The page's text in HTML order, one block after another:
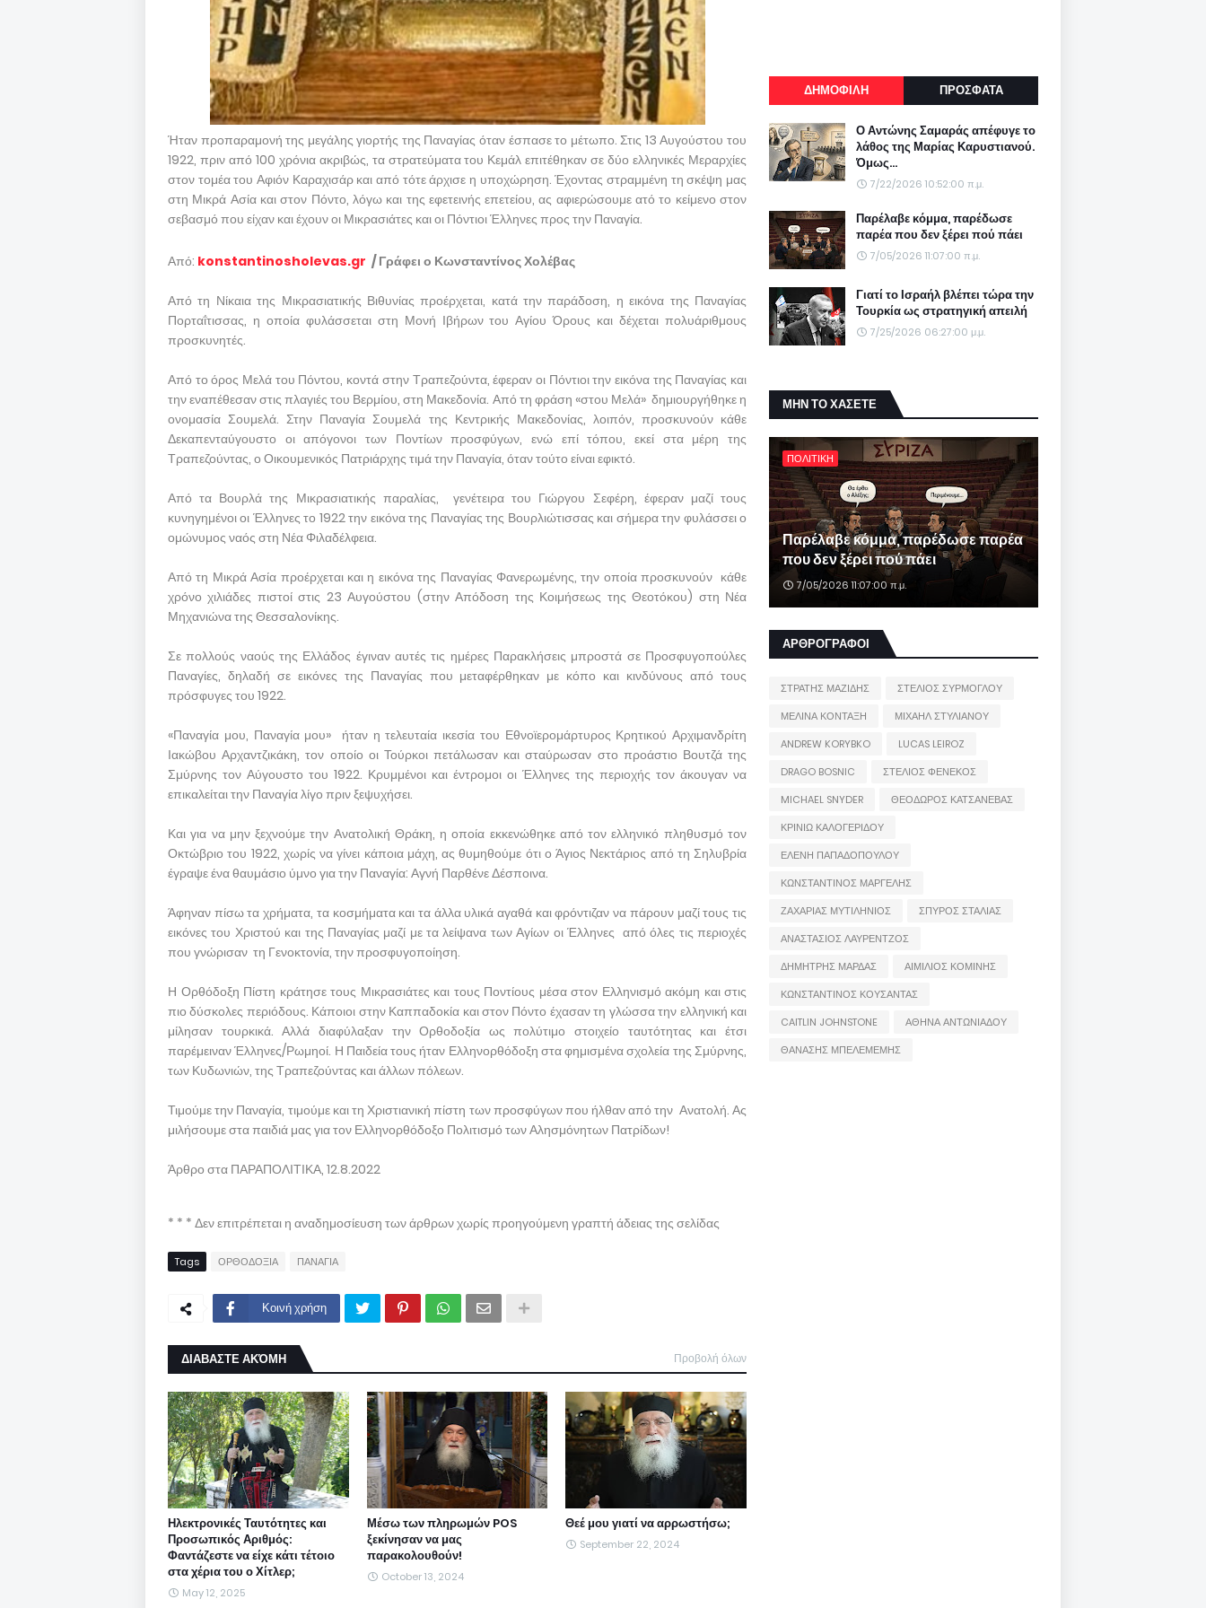
Ήταν προπαραμονή της μεγάλης γιορτής της Παναγίας όταν έσπασε το μέτωπο. Στις 13 Αυγούστου του
1922, πριν από 100 χρόνια ακριβώς, τα στρατεύματα του Κεμάλ επιτέθηκαν σε δύο ελληνικές Μεραρχίες
στον τομέα του Αφιόν Καραχισάρ και από τότε άρχισε η υποχώρηση. Έχοντας στραμμένη τη σκέψη μας
στη Μικρά Ασία και στον Πόντο, λόγω και της εφετεινής επετείου, ας αφιερώσουμε ατό το κείμενο στον
σεβασμό που είχαν και έχουν οι Μικρασιάτες και οι Πόντιοι Έλληνες προς την Παναγία.
Από: konstantinosholevas.gr / Γράφει ο Κωνσταντίνος Χολέβας
Από τη Νίκαια της Μικρασιατικής Βιθυνίας προέρχεται, κατά την παράδοση, η εικόνα της Παναγίας
Πορταΐτισσας, η οποία φυλάσσεται στη Μονή Ιβήρων του Αγίου Όρους και δέχεται πολυάριθμους
προσκυνητές.
Από το όρος Μελά του Πόντου, κοντά στην Τραπεζούντα, έφεραν οι Πόντιοι την εικόνα της Παναγίας και
την εναπέθεσαν στις πλαγιές του Βερμίου, στη Μακεδονία. Από τη φράση «στου Μελά» δημιουργήθηκε η
ονομασία Σουμελά. Στην Παναγία Σουμελά της Κεντρικής Μακεδονίας, λοιπόν, προσκυνούν κάθε
Δεκαπενταύγουστο οι απόγονοι των Ποντίων προσφύγων, ενώ επί τόπου, εκεί στα μέρη της
Τραπεζούντας, ο Οικουμενικός Πατριάρχης τιμά την Παναγία, όταν τούτο είναι εφικτό.
Από τα Βουρλά της Μικρασιατικής παραλίας, γενέτειρα του Γιώργου Σεφέρη, έφεραν μαζί τους
κυνηγημένοι οι Έλληνες το 1922 την εικόνα της Παναγίας της Βουρλιώτισσας και σήμερα την φυλάσσει ο
ομώνυμος ναός στη Νέα Φιλαδέλφεια.
Από τη Μικρά Ασία προέρχεται και η εικόνα της Παναγίας Φανερωμένης, την οποία προσκυνούν κάθε
χρόνο χιλιάδες πιστοί στις 23 Αυγούστου (στην Απόδοση της Κοιμήσεως της Θεοτόκου) στη Νέα
Μηχανιώνα της Θεσσαλονίκης.
Σε πολλούς ναούς της Ελλάδος έγιναν αυτές τις ημέρες Παρακλήσεις μπροστά σε Προσφυγοπούλες
Παναγίες, δηλαδή σε εικόνες της Παναγίας που μεταφέρθηκαν με κόπο και κινδύνους από τους
πρόσφυγες του 1922.
«Παναγία μου, Παναγία μου» ήταν η τελευταία ικεσία του Εθνοϊερομάρτυρος Κρητικού Αρχιμανδρίτη
Ιακώβου Αρχαντζικάκη, τον οποίο οι Τούρκοι πετάλωσαν και σταύρωσαν στο προάστιο Βουτζά της
Σμύρνης τον Αύγουστο του 1922. Κρυμμένοι και έντρομοι οι Έλληνες της περιοχής τον άκουγαν να
επικαλείται την Παναγία λίγο πριν ξεψυχήσει.
Και για να μην ξεχνούμε την Ανατολική Θράκη, η οποία εκκενώθηκε από τον ελληνικό πληθυσμό τον
Οκτώβριο του 1922, χωρίς να γίνει κάποια μάχη, ας θυμηθούμε ότι ο Άγιος Νεκτάριος από τη Σηλυβρία
έγραψε ένα θαυμάσιο ύμνο για την Παναγία: Αγνή Παρθένε Δέσποινα.
Άφηναν πίσω τα χρήματα, τα κοσμήματα και τα άλλα υλικά αγαθά και φρόντιζαν να πάρουν μαζί τους τις
εικόνες του Χριστού και της Παναγίας μαζί με τα λείψανα των Αγίων οι Έλληνες από όλες τις περιοχές
που γνώρισαν τη Γενοκτονία, την προσφυγοποίηση.
Η Ορθόδοξη Πίστη κράτησε τους Μικρασιάτες και τους Ποντίους μέσα στον Ελληνισμό ακόμη και στις
πιο δύσκολες περιόδους. Κάποιοι στην Καππαδοκία και στον Πόντο έχασαν τη γλώσσα την ελληνική και
μίλησαν τουρκικά. Αλλά διαφύλαξαν την Ορθοδοξία ως πολύτιμο στοιχείο ταυτότητας και έτσι
παρέμειναν Έλληνες/Ρωμηοί. Η Παιδεία τους ήταν Ελληνορθόδοξη στα φημισμένα σχολεία της Σμύρνης,
των Κυδωνιών, της Τραπεζούντας και άλλων πόλεων.
Τιμούμε την Παναγία, τιμούμε και τη Χριστιανική πίστη των προσφύγων που ήλθαν από την Ανατολή. Ας
μιλήσουμε στα παιδιά μας για τον Ελληνορθόδοξο Πολιτισμό των Αλησμόνητων Πατρίδων!
Άρθρο στα ΠΑΡΑΠΟΛΙΤΙΚΑ, 12.8.2022
* * * Δεν επιτρέπεται η αναδημοσίευση των άρθρων χωρίς προηγούμενη γραπτή άδειας της σελίδας
Tags ΟΡΘΟΔΟΞΙΑ ΠΑΝΑΓΙΑ
Κοινή χρήση
ΔΙΑΒΑΣΤΕ ΑΚΌΜΗ Προβολή όλων
Ηλεκτρονικές Ταυτότητες και
Προσωπικός Αριθμός:
Φαντάζεστε να είχε κάτι τέτοιο
στα χέρια του ο Χίτλερ;
May 12, 2025
Μέσω των πληρωμών POS
ξεκίνησαν να μας
παρακολουθούν!
October 13, 2024
Θεέ μου γιατί να αρρωστήσω;
September 22, 2024
ΔΗΜΟΦΙΛΗ ΠΡΟΣΦΑΤΑ
Ο Αντώνης Σαμαράς απέφυγε το
λάθος της Μαρίας Καρυστιανού.
Όμως...
7/22/2026 10:52:00 π.μ.
Παρέλαβε κόμμα, παρέδωσε
παρέα που δεν ξέρει πού πάει
7/05/2026 11:07:00 π.μ.
Γιατί το Ισραήλ βλέπει τώρα την
Τουρκία ως στρατηγική απειλή
7/25/2026 06:27:00 μ.μ.
ΜΗΝ ΤΟ ΧΑΣΕΤΕ
ΠΟΛΙΤΙΚΗ
Παρέλαβε κόμμα, παρέδωσε παρέα
που δεν ξέρει πού πάει
7/05/2026 11:07:00 π.μ.
ΑΡΘΡΟΓΡΑΦΟΙ
ΣΤΡΑΤΗΣ ΜΑΖΙΔΗΣ
ΣΤΕΛΙΟΣ ΣΥΡΜΟΓΛΟΥ
ΜΕΛΙΝΑ ΚΟΝΤΑΞΗ
ΜΙΧΑΗΛ ΣΤΥΛΙΑΝΟΥ
ANDREW KORYBKO
LUCAS LEIROZ
DRAGO BOSNIC
ΣΤΕΛΙΟΣ ΦΕΝΕΚΟΣ
MICHAEL SNYDER
ΘΕΟΔΩΡΟΣ ΚΑΤΣΑΝΕΒΑΣ
ΚΡΙΝΙΩ ΚΑΛΟΓΕΡΙΔΟΥ
ΕΛΕΝΗ ΠΑΠΑΔΟΠΟΥΛΟΥ
ΚΩΝΣΤΑΝΤΙΝΟΣ ΜΑΡΓΕΛΗΣ
ΖΑΧΑΡΙΑΣ ΜΥΤΙΛΗΝΙΟΣ
ΣΠΥΡΟΣ ΣΤΑΛΙΑΣ
ΑΝΑΣΤΑΣΙΟΣ ΛΑΥΡΕΝΤΖΟΣ
ΔΗΜΗΤΡΗΣ ΜΑΡΔΑΣ
ΑΙΜΙΛΙΟΣ ΚΟΜΙΝΗΣ
ΚΩΝΣΤΑΝΤΙΝΟΣ ΚΟΥΣΑΝΤΑΣ
CAITLIN JOHNSTONE
ΑΘΗΝΑ ΑΝΤΩΝΙΑΔΟΥ
ΘΑΝΑΣΗΣ ΜΠΕΛΕΜΕΜΗΣ